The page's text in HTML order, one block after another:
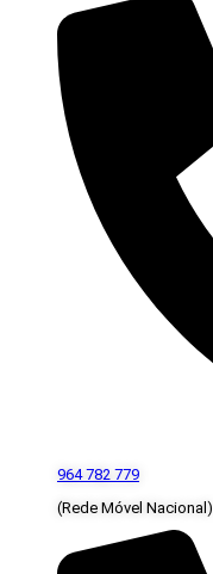
964 782 779
(Rede Móvel Nacional)